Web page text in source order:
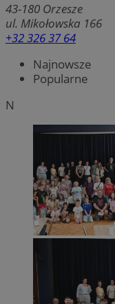
43-180 Orzesze
ul. Mikołowska 166
+32 326 37 64
Najnowsze
Popularne
N